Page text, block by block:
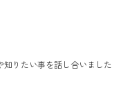
りたい事を話し合いました